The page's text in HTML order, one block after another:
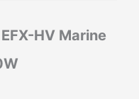
HV Marine